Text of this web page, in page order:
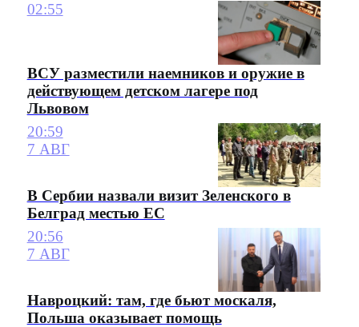
02:55
ВСУ разместили наемников и оружие в
действующем детском лагере под
Львовом
20:59
7 АВГ
В Сербии назвали визит Зеленского в
Белград местью ЕС
20:56
7 АВГ
Навроцкий: там, где бьют москаля,
Польша оказывает помощь